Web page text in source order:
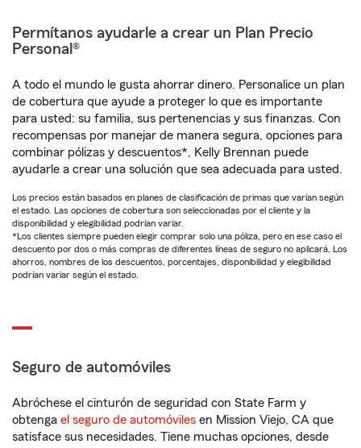
Permítanos ayudarle a crear un Plan Precio
Personal®
A todo el mundo le gusta ahorrar dinero. Personalice un plan
de cobertura que ayude a proteger lo que es importante
para usted: su familia, sus pertenencias y sus finanzas. Con
recompensas por manejar de manera segura, opciones para
combinar pólizas y descuentos*, Kelly Brennan puede
ayudarle a crear una solución que sea adecuada para usted.
Los precios están basados en planes de clasificación de primas que varían según
el estado. Las opciones de cobertura son seleccionadas por el cliente y la
disponibilidad y elegibilidad podrían variar.
*Los clientes siempre pueden elegir comprar solo una póliza, pero en ese caso el
descuento por dos o más compras de diferentes líneas de seguro no aplicará. Los
ahorros, nombres de los descuentos, porcentajes, disponibilidad y elegibilidad
podrían variar según el estado.
Seguro de automóviles
Abróchese el cinturón de seguridad con State Farm y
obtenga el seguro de automóviles en Mission Viejo, CA que
satisface sus necesidades. Tiene muchas opciones, desde